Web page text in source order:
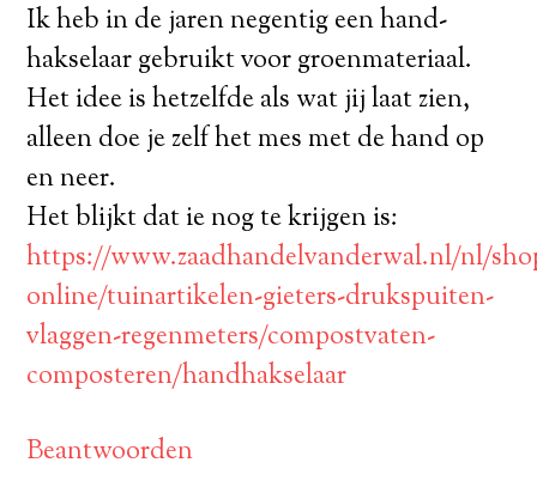
Ik heb in de jaren negentig een hand-
hakselaar gebruikt voor groenmateriaal.
Het idee is hetzelfde als wat jij laat zien,
alleen doe je zelf het mes met de hand op
en neer.
Het blijkt dat ie nog te krijgen is:
https://www.zaadhandelvanderwal.nl/nl/
online/tuinartikelen-gieters-drukspuiten-
vlaggen-regenmeters/compostvaten-
composteren/handhakselaar
Beantwoorden